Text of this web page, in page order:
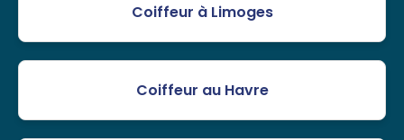
Coiffeur à Limoges
Coiffeur au Havre